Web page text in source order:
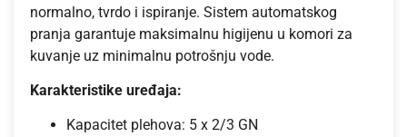
normalno, tvrdo i ispiranje. Sistem automatskog
pranja garantuje maksimalnu higijenu u komori za
kuvanje uz minimalnu potrošnju vode.
Karakteristike uređaja:
Kapacitet plehova: 5 x 2/3 GN